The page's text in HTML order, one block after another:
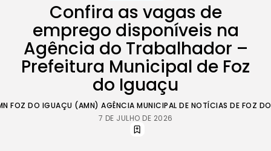
Confira as vagas de
emprego disponíveis na
Agência do Trabalhador –
Prefeitura Municipal de Foz
do Iguaçu
FOZ DO IGUAÇU (AMN) AGÊNCIA MUNICIPAL DE NOTÍCIAS DE FOZ
7 DE JULHO DE 2026